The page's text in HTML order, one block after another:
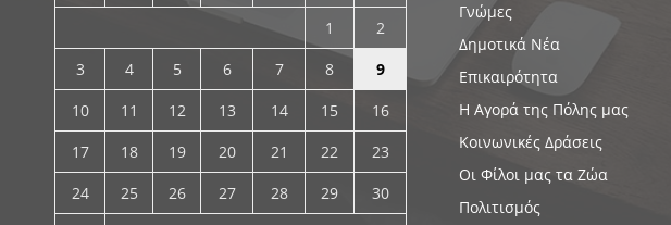
1
2
3
4 5 6 7 8
9
10
11 12 13 14 15
16
17
18 19 20 21 22
23
24
25 26 27 28 29
30
Γνώμες
Δημοτικά Νέα
Επικαιρότητα
Η Αγορά της Πόλης μας
Κοινωνικές Δράσεις
Οι Φίλοι μας τα Ζώα
Πολιτισμός